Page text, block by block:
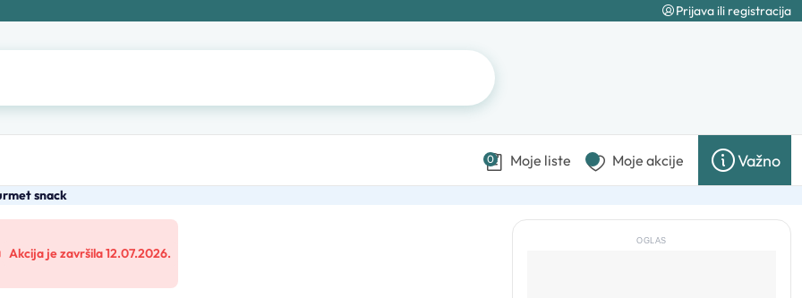
Prijava ili registracija
0 Moje liste Moje akcije Važno
snack
Akcija je završila 12.07.2026.
OGLAS